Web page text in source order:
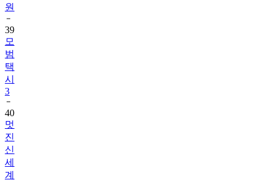
원
39
모
범
택
시
3
40
멋
진
신
세
계